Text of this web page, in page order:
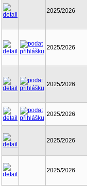
2025/2026
2025/2026
2025/2026
2025/2026
2025/2026
2025/2026